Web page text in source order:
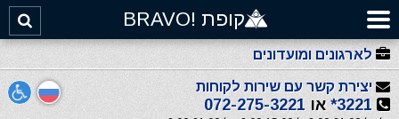
קופת !BRAVO
לארגונים ומועדונים
יצירת קשר עם שירות לקוחות
3221* או 072-275-3221